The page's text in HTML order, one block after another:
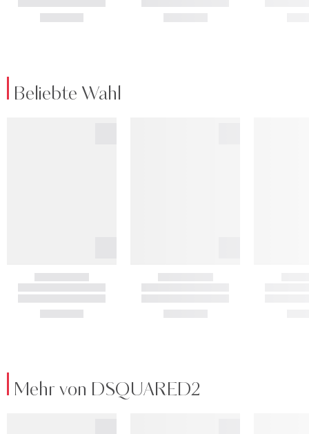
Beliebte Wahl
Mehr von DSQUARED2